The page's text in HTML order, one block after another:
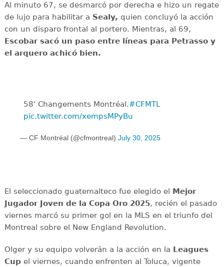
Al minuto 67, se desmarcó por derecha e hizo un regate
de lujo para habilitar a Sealy, quien concluyó la acción
con un disparo frontal al portero. Mientras, al 69,
Escobar sacó un paso entre líneas para Petrasso y
el arquero achicó bien.
58' Changements Montréal.#CFMTL
pic.twitter.com/xempsMPyBu
— CF Montréal (@cfmontreal) July 30, 2025
El seleccionado guatemalteco fue elegido el Mejor
Jugador Joven de la Copa Oro 2025, recién el pasado
viernes marcó su primer gol en la MLS en el triunfo del
Montreal sobre el New England Revolution.
Olger y su equipo volverán a la acción en la Leagues
Cup el viernes, cuando enfrenten al Toluca, vigente